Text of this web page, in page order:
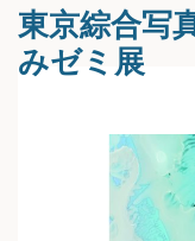
東京綜合写
みゼミ展